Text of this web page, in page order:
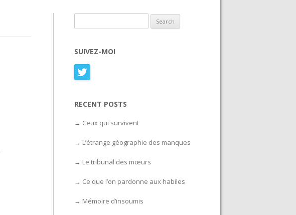
SUIVEZ-MOI
RECENT POSTS
Ceux qui survivent
L’étrange géographie des manques
Le tribunal des mœurs
Ce que l’on pardonne aux habiles
Mémoire d’insoumis